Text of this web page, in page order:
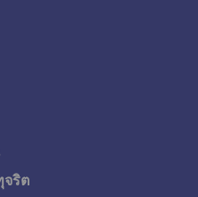
จริต